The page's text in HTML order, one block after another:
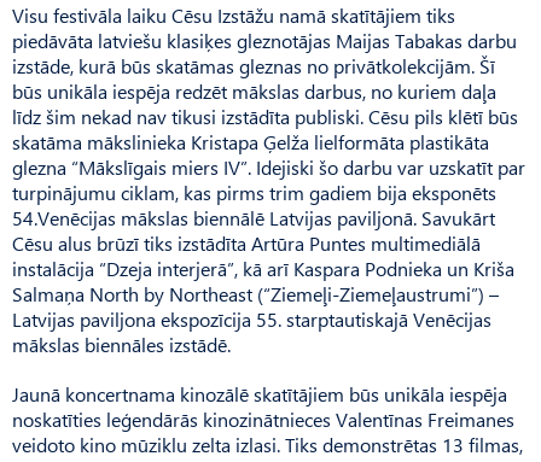
Visu festivāla laiku Cēsu Izstāžu namā skatītājiem tiks
piedāvāta latviešu klasiķes gleznotājas Maijas Tabakas darbu
izstāde, kurā būs skatāmas gleznas no privātkolekcijām. Šī
būs unikāla iespēja redzēt mākslas darbus, no kuriem daļa
līdz šim nekad nav tikusi izstādīta publiski. Cēsu pils klētī būs
skatāma mākslinieka Kristapa Ģelža lielformāta plastikāta
glezna “Mākslīgais miers IV”. Idejiski šo darbu var uzskatīt par
turpinājumu ciklam, kas pirms trim gadiem bija eksponēts
54.Venēcijas mākslas biennālē Latvijas paviljonā. Savukārt
Cēsu alus brūzī tiks izstādīta Artūra Puntes multimediālā
instalācija “Dzeja interjerā”, kā arī Kaspara Podnieka un Kriša
Salmaņa North by Northeast (“Ziemeļi-Ziemeļaustrumi”) –
Latvijas paviljona ekspozīcija 55. starptautiskajā Venēcijas
mākslas biennāles izstādē.
Jaunā koncertnama kinozālē skatītājiem būs unikāla iespēja
noskatīties leģendārās kinozinātnieces Valentīnas Freimanes
veidoto kino mūziklu zelta izlasi. Tiks demonstrētas 13 filmas,